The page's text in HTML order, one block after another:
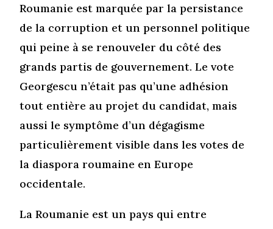
Roumanie est marquée par la persistance
de la corruption et un personnel politique
qui peine à se renouveler du côté des
grands partis de gouvernement. Le vote
Georgescu n’était pas qu’une adhésion
tout entière au projet du candidat, mais
aussi le symptôme d’un dégagisme
particulièrement visible dans les votes de
la diaspora roumaine en Europe
occidentale.
La Roumanie est un pays qui entre